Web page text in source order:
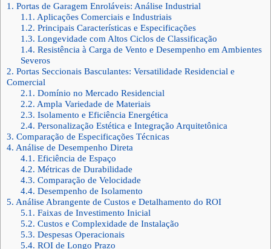
1. Portas de Garagem Enroláveis: Análise Industrial
1.1. Aplicações Comerciais e Industriais
1.2. Principais Características e Especificações
1.3. Longevidade com Altos Ciclos de Classificação
1.4. Resistência à Carga de Vento e Desempenho em Ambientes
Severos
2. Portas Seccionais Basculantes: Versatilidade Residencial e
Comercial
2.1. Domínio no Mercado Residencial
2.2. Ampla Variedade de Materiais
2.3. Isolamento e Eficiência Energética
2.4. Personalização Estética e Integração Arquitetônica
3. Comparação de Especificações Técnicas
4. Análise de Desempenho Direta
4.1. Eficiência de Espaço
4.2. Métricas de Durabilidade
4.3. Comparação de Velocidade
4.4. Desempenho de Isolamento
5. Análise Abrangente de Custos e Detalhamento do ROI
5.1. Faixas de Investimento Inicial
5.2. Custos e Complexidade de Instalação
5.3. Despesas Operacionais
5.4. ROI de Longo Prazo